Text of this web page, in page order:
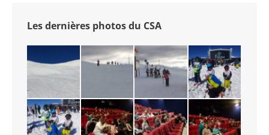
Les dernières photos du CSA